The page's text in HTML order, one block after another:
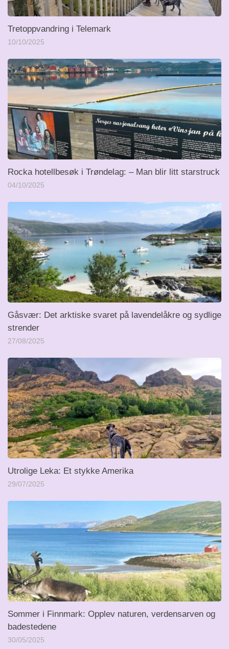
Tretoppvandring i Telemark
10/10/2025
Rocka hotellbesøk i Trøndelag: – Man blir litt starstruck
04/10/2025
Gåsvær: Det arktiske svaret på lavendelåkre og sydlige
strender
27/08/2025
Utrolige Leka: Et stykke Amerika
29/07/2025
Sommer i Finnmark: Opplev naturen, verdensarven og
badestedene
30/05/2025